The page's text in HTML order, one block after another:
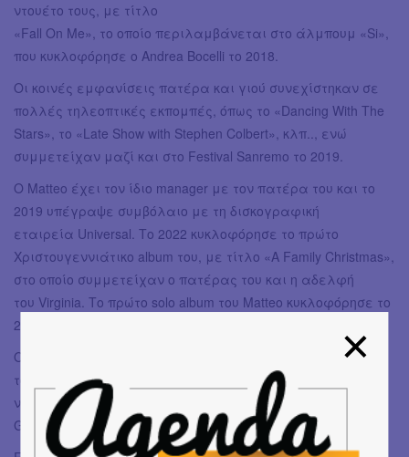
ντουέτο τους, με τίτλο
«Fall On Me», το οποίο περιλαμβάνεται στο άλμπουμ «Si»,
που κυκλοφόρησε ο Andrea Bocelli το 2018.
Οι κοινές εμφανίσεις πατέρα και γιού συνεχίστηκαν σε
πολλές τηλεοπτικές εκπομπές, όπως το «Dancing With The
Stars», το «Late Show with Stephen Colbert», κλπ.., ενώ
συμμετείχαν μαζί και στο Festival Sanremo το 2019.
Ο Matteo έχει τον ίδιο manager με τον πατέρα του και το
2019 υπέγραψε συμβόλαιο με τη δισκογραφική
εταιρεία Universal. Το 2022 κυκλοφόρησε το πρώτο
Χριστουγεννιάτικο album του, με τίτλο «A Family Christmas»,
στο οποίο συμμετείχαν ο πατέρας του και η αδελφή
του Virginia. Το πρώτο solo album του Matteo κυκλοφόρησε το
2023.
Όσοι παρακολούθησαν την τελετή των Όσκαρ, το Μάρτιο
του 2024, θα απόλαυσαν τον Matteo να τραγουδάει
ντουέτο με τον πατέρα του την επιτυχία «Time To Say
Goodbye».